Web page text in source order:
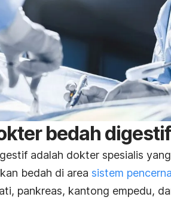
bedah
adalah dokter spesialis
bedah di area sistem
pankreas, kantong empedu,